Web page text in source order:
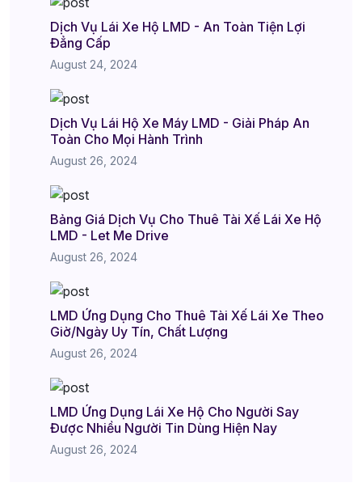
Dịch Vụ Lái Xe Hộ LMD - An Toàn Tiện Lợi
Đẳng Cấp
August 24, 2024
Dịch Vụ Lái Hộ Xe Máy LMD - Giải Pháp An
Toàn Cho Mọi Hành Trình
August 26, 2024
Bảng Giá Dịch Vụ Cho Thuê Tài Xế Lái Xe Hộ
LMD - Let Me Drive
August 26, 2024
LMD Ứng Dụng Cho Thuê Tài Xế Lái Xe Theo
Giờ/Ngày Uy Tín, Chất Lượng
August 26, 2024
LMD Ứng Dụng Lái Xe Hộ Cho Người Say
Được Nhiều Người Tin Dùng Hiện Nay
August 26, 2024